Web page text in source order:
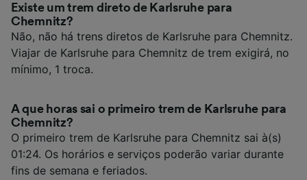
Existe um trem direto de Karlsruhe para
Chemnitz?
Não, não há trens diretos de Karlsruhe para Chemnitz.
Viajar de Karlsruhe para Chemnitz de trem exigirá, no
mínimo, 1 troca.
A que horas sai o primeiro trem de Karlsruhe para
Chemnitz?
O primeiro trem de Karlsruhe para Chemnitz sai à(s)
01:24. Os horários e serviços poderão variar durante
fins de semana e feriados.